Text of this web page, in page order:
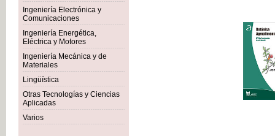
Ingeniería Electrónica y
Comunicaciones
Ingeniería Energética,
Eléctrica y Motores
Ingeniería Mecánica y de
Materiales
Lingüística
Otras Tecnologías y Ciencias
Aplicadas
Varios
VAT